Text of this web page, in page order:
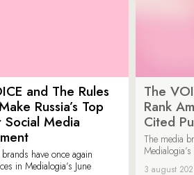
and The Rules
Russia’s Top
Media
have once again
in Medialogia’s June
The
Rank
Cited
The media
3 august